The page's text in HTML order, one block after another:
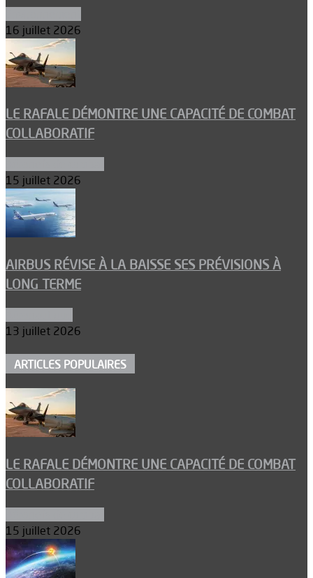
16 juillet 2026
LE RAFALE DÉMONTRE UNE CAPACITÉ DE COMBAT
COLLABORATIF
15 juillet 2026
AIRBUS RÉVISE À LA BAISSE SES PRÉVISIONS À
LONG TERME
13 juillet 2026
ARTICLES POPULAIRES
LE RAFALE DÉMONTRE UNE CAPACITÉ DE COMBAT
COLLABORATIF
15 juillet 2026